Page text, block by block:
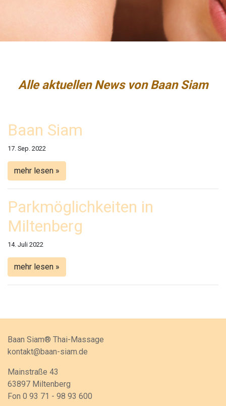
Alle aktuellen News von Baan Siam
Baan Siam
17. Sep. 2022
mehr lesen »
Parkmöglichkeiten in
Miltenberg
14. Juli 2022
mehr lesen »
Baan Siam® Thai-Massage
kontakt@baan-siam.de
Mainstraße 43
63897 Miltenberg
Fon 0 93 71 - 98 93 600